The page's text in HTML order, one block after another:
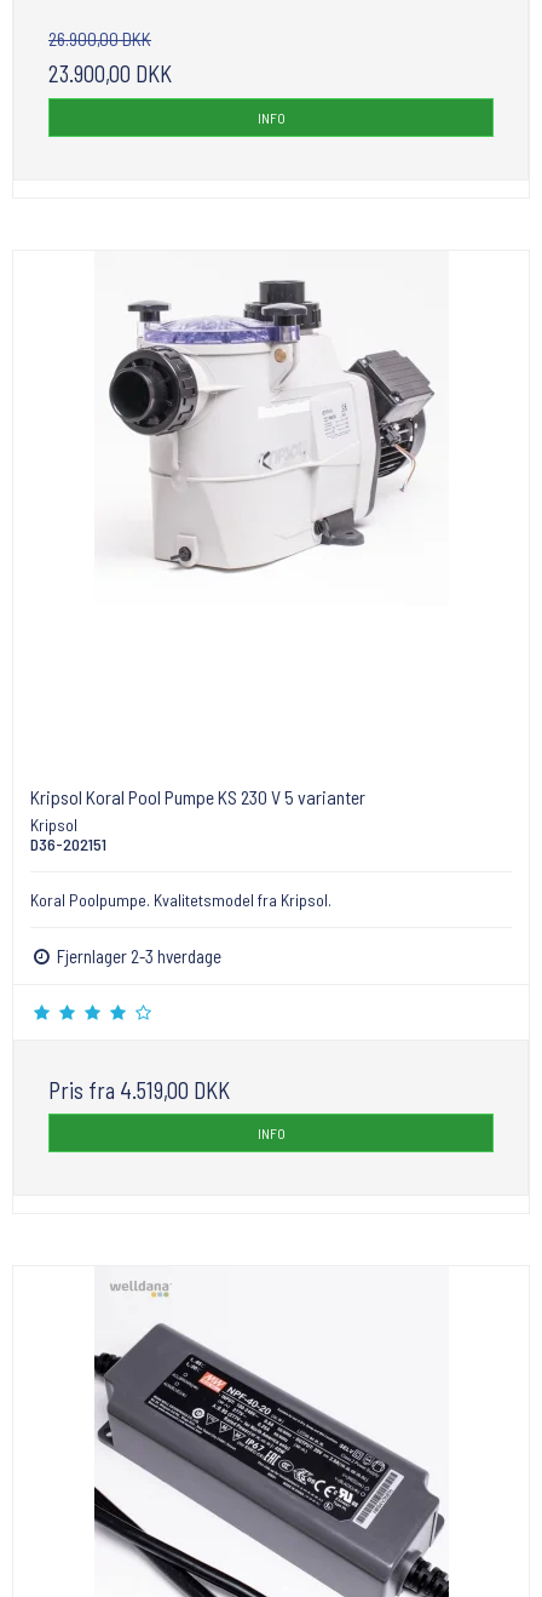
26.900,00 DKK
23.900,00 DKK
INFO
Kripsol Koral Pool Pumpe KS 230 V 5 varianter
Kripsol
D36-202151
Koral Poolpumpe. Kvalitetsmodel fra Kripsol.
Fjernlager 2-3 hverdage
Pris fra 4.519,00 DKK
INFO